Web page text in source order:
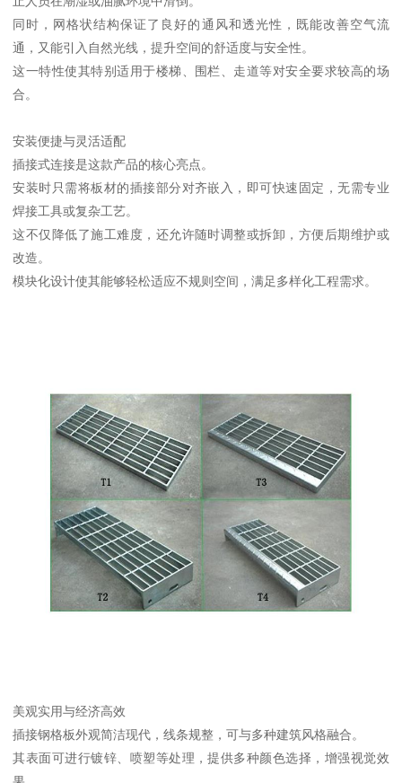
同时，网格状结构保证了良好的通风和透光性，既能改善空气流
通，又能引入自然光线，提升空间的舒适度与安全性。
这一特性使其特别适用于楼梯、围栏、走道等对安全要求较高的场
合。
安装便捷与灵活适配
插接式连接是这款产品的核心亮点。
安装时只需将板材的插接部分对齐嵌入，即可快速固定，无需专业
焊接工具或复杂工艺。
这不仅降低了施工难度，还允许随时调整或拆卸，方便后期维护或
改造。
模块化设计使其能够轻松适应不规则空间，满足多样化工程需求。
美观实用与经济高效
插接钢格板外观简洁现代，线条规整，可与多种建筑风格融合。
其表面可进行镀锌、喷塑等处理，提供多种颜色选择，增强视觉效